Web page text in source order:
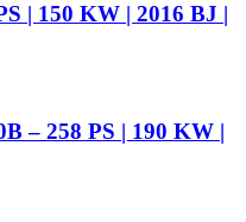
| 150 KW | 2016 BJ |
– 258 PS | 190 KW |